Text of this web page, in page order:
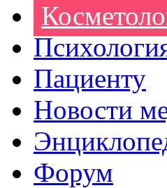
Пациенту
Новости
Форум